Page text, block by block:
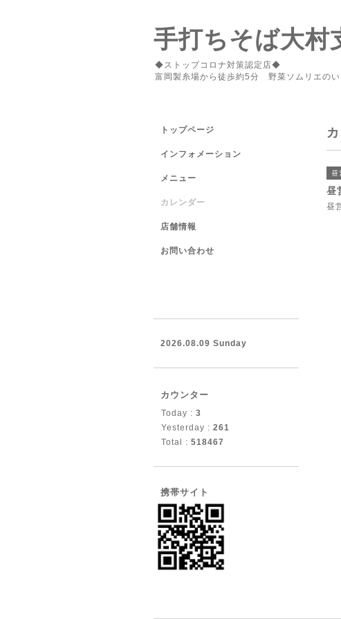
手打ちそば大村
◆ストップコロナ対策認定店◆
富岡製糸場から徒歩約5分 野菜ソムリエの
昼
昼
昼
トップページ
インフォメーション
メニュー
カレンダー
店舗情報
お問い合わせ
2026.08.09 Sunday
カウンター
Today : 3
Yesterday : 261
Total : 518467
携帯サイト